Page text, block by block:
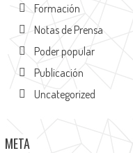
Formación
Notas de Prensa
Poder popular
Publicación
Uncategorized
META